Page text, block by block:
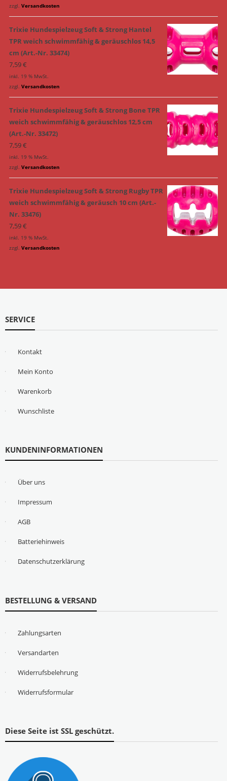
zzgl. Versandkosten
Trixie Hundespielzeug Soft & Strong Hantel
TPR weich schwimmfähig & geräuschlos 14,5
cm (Art.-Nr. 33474)
7,59€
inkl. 19 % MwSt.
zzgl. Versandkosten
Trixie Hundespielzeug Soft & Strong Bone TPR
weich schwimmfähig & geräuschlos 12,5 cm
(Art.-Nr. 33472)
7,59€
inkl. 19 % MwSt.
zzgl. Versandkosten
Trixie Hundespielzeug Soft & Strong Rugby TPR
weich schwimmfähig & geräusch 10 cm (Art.-
Nr. 33476)
7,59€
inkl. 19 % MwSt.
zzgl. Versandkosten
SERVICE
Kontakt
Mein Konto
Warenkorb
Wunschliste
KUNDENINFORMATIONEN
Über uns
Impressum
AGB
Batteriehinweis
Datenschutzerklärung
BESTELLUNG & VERSAND
Zahlungsarten
Versandarten
Widerrufsbelehrung
Widerrufsformular
Diese Seite ist SSL geschützt.